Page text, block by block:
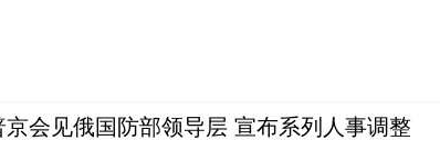
京会见俄国防部领导层 宣布系列人事调整